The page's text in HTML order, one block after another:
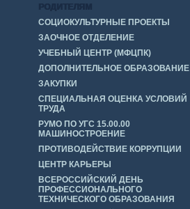
СОЦИОКУЛЬТУРНЫЕ ПРОЕКТЫ
ЗАОЧНОЕ ОТДЕЛЕНИЕ
УЧЕБНЫЙ ЦЕНТР (МФЦПК)
ДОПОЛНИТЕЛЬНОЕ ОБРАЗОВАНИЕ
ЗАКУПКИ
СПЕЦИАЛЬНАЯ ОЦЕНКА УСЛОВИЙ
ТРУДА
РУМО ПО УГС 15.00.00
МАШИНОСТРОЕНИЕ
ПРОТИВОДЕЙСТВИЕ КОРРУПЦИИ
ЦЕНТР КАРЬЕРЫ
ВСЕРОССИЙСКИЙ ДЕНЬ
ПРОФЕССИОНАЛЬНОГО
ТЕХНИЧЕСКОГО ОБРАЗОВАНИЯ